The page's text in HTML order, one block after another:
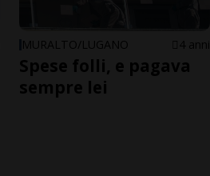
MURALTO/LUGANO 4 anni
Spese folli, e pagava
sempre lei